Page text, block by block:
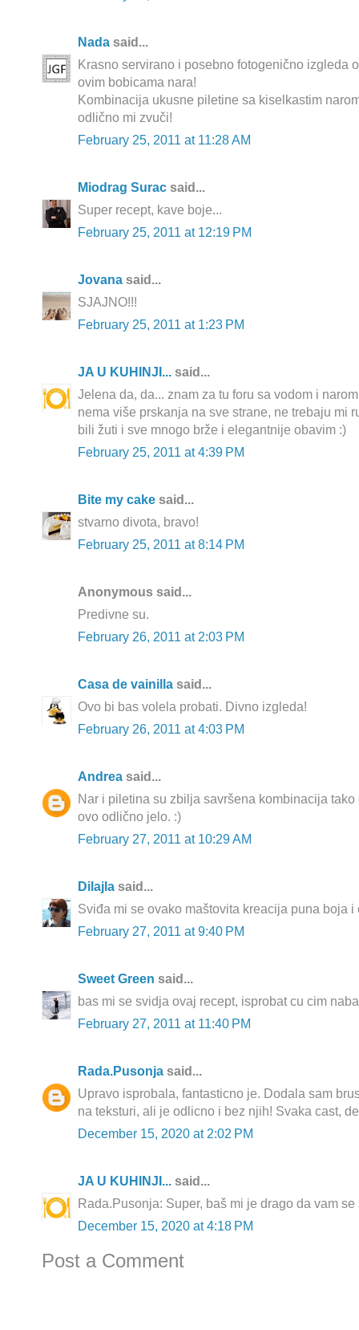
Nada said...
Krasno servirano i posebno fotogenično izgleda
ovim bobicama nara!
Kombinacija ukusne piletine sa kiselkastim
odlično mi zvuči!
February 25, 2011 at 11:28 AM
Miodrag Surac said...
Super recept, kave boje...
February 25, 2011 at 12:19 PM
Jovana said...
SJAJNO!!!
February 25, 2011 at 1:23 PM
JA U KUHINJI... said...
Jelena da, da... znam za tu foru sa vodom i
nema više prskanja na sve strane, ne trebaju mi
bili žuti i sve mnogo brže i elegantnije obavim :)
February 25, 2011 at 4:39 PM
Bite my cake said...
stvarno divota, bravo!
February 25, 2011 at 8:14 PM
Anonymous said...
Predivne su.
February 26, 2011 at 2:03 PM
Casa de vainilla said...
Ovo bi bas volela probati. Divno izgleda!
February 26, 2011 at 4:03 PM
Andrea said...
Nar i piletina su zbilja savršena kombinacija
ovo odlično jelo. :)
February 27, 2011 at 10:29 AM
Dilajla said...
Sviđa mi se ovako maštovita kreacija puna boja i
February 27, 2011 at 9:40 PM
Sweet Green said...
bas mi se svidja ovaj recept, isprobat cu cim
February 27, 2011 at 11:40 PM
Rada.Pusonja said...
Upravo isprobala, fantasticno je. Dodala sam
na teksturi, ali je odlicno i bez njih! Svaka cast,
December 15, 2020 at 2:02 PM
JA U KUHINJI... said...
Rada.Pusonja: Super, baš mi je drago da vam
December 15, 2020 at 4:18 PM
Post a Comment